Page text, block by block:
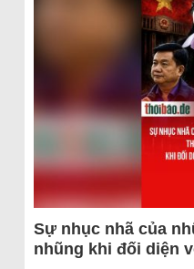
Sự nhục nhã của
nhũng khi đối diện